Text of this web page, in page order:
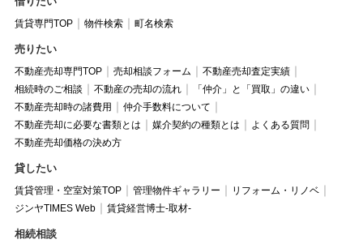
賃貸専門TOP 物件検索 町名検索
売りたい
不動産売却専門TOP 売却相談フォーム
不動産売却査定実績
相続時のご相談
不動産の売却の流れ
「仲介」と「買取」の違い
不動産売却時の諸費用
仲介手数料について
不動産売却に必要な書類とは
媒介契約の種類とは
よくある質問
不動産売却価格の決め方
貸したい
賃貸管理・空室対策TOP 管理物件ギャラリー
リフォーム・リノベ
ジンヤTIMES Web
賃貸経営博士-取材-
相続相談